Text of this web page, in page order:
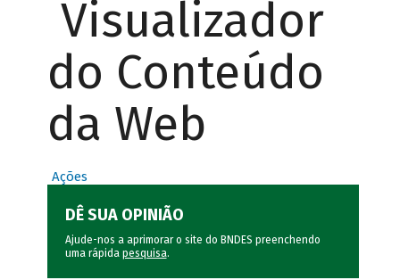
Visualizador
do Conteúdo
da Web
Ações
DÊ SUA OPINIÃO
Ajude-nos a aprimorar o site do BNDES preenchendo
uma rápida pesquisa.